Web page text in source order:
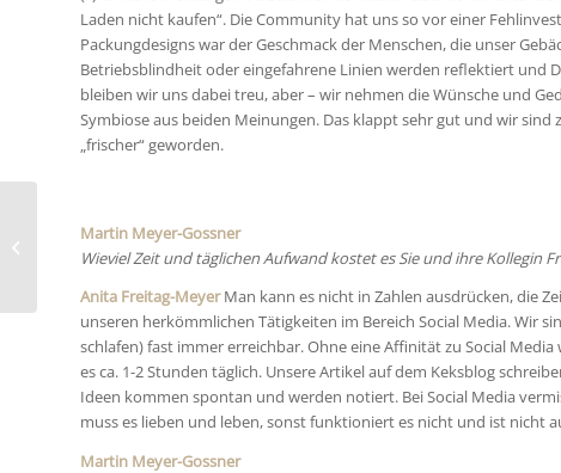
Laden nicht kaufen“. Die Community hat uns so vor einer
Packungdesigns war der Geschmack der Menschen, die unser
Betriebsblindheit oder eingefahrene Linien werden reflektiert und
bleiben wir uns dabei treu, aber – wir nehmen die Wünsche und
Symbiose aus beiden Meinungen. Das klappt sehr gut und wir sind
„frischer“ geworden.
Martin Meyer-Gossner
Wieviel Zeit und täglichen Aufwand kostet es Sie und ihre Kollegin
Anita Freitag-MeyerMan kann es nicht in Zahlen ausdrücken, die
unseren herkömmlichen Tätigkeiten im Bereich Social Media. Wir
schlafen) fast immer erreichbar. Ohne eine Affinität zu Social
es ca. 1-2 Stunden täglich. Unsere Artikel auf dem Keksblog
Ideen kommen spontan und werden notiert. Bei Social Media
muss es lieben und leben, sonst funktioniert es nicht und ist nicht
Martin Meyer-Gossner
Study shows: Customers are social,
Brands not…!